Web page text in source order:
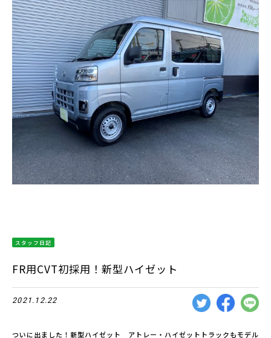
スタッフ日記
FR用CVT初採用！新型ハイゼット
2021.12.22
ついに出ました！新型ハイゼット アトレー・ハイゼットトラックもモデル